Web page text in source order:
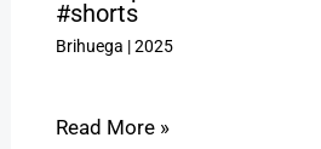
#shorts
Brihuega |2025
Read More »